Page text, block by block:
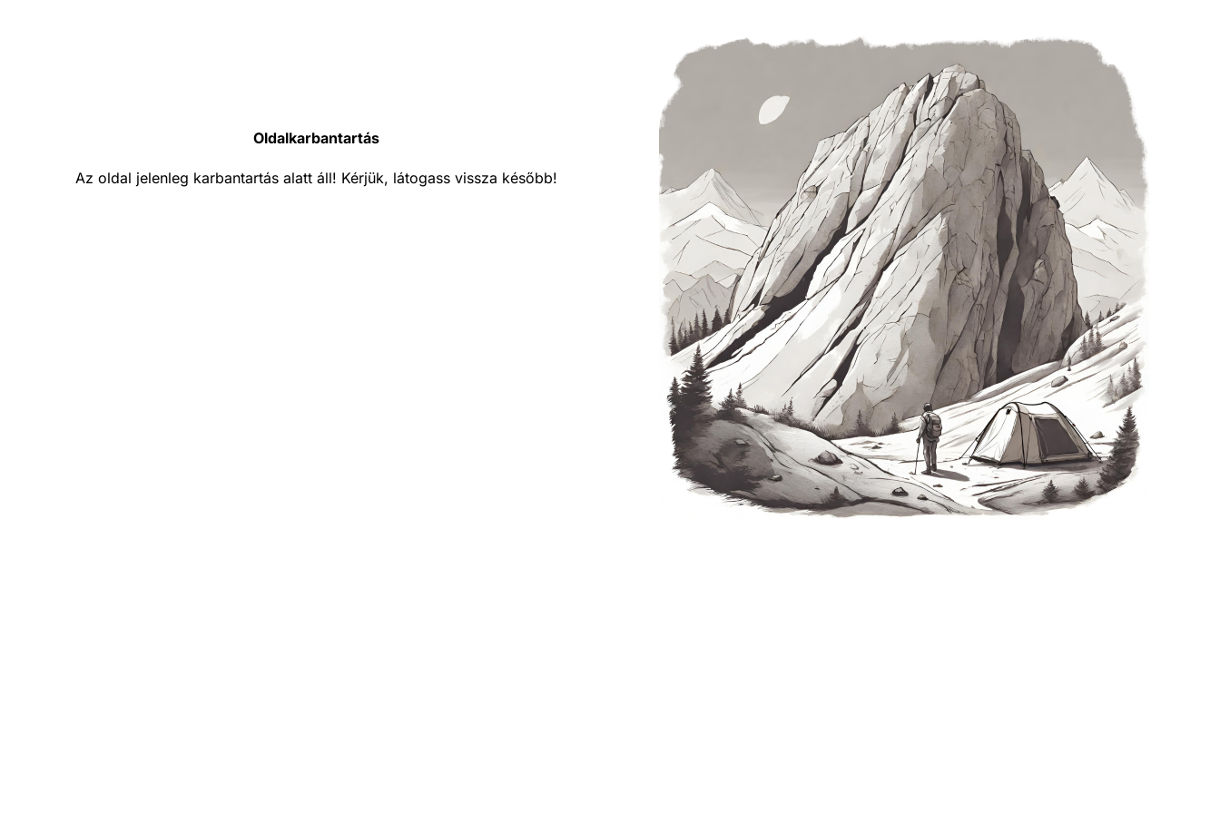
Oldalkarbantartás
Az oldal jelenleg karbantartás alatt áll! Kérjük, látogass vissza később!